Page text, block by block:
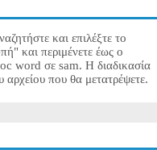
και επιλέξτε το
και περιμένετε έως ο
word σε sam. Η διαδικασία
αρχείου που θα μετατρέψετε.